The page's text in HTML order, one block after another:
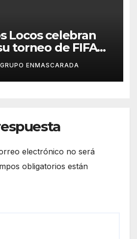
Locos celebran
torneo de FIFA
GRUPO ENMASCARADA
electrónico no será
obligatorios están